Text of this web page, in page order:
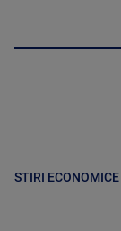
STIRI ECONOMICE